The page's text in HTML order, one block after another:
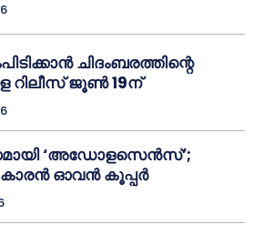
ചിദംബരത്തിന്റെ
റിലീസ് ജൂൺ 19ന്
‘അഡോളസെൻസ്’;
ഓവൻ കൂപ്പർ